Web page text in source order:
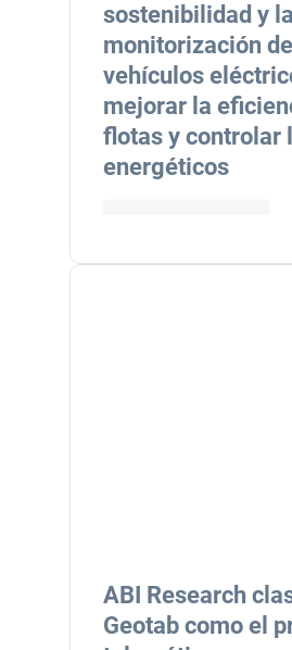
sostenibilidad y la
monitorización
vehículos
mejorar la
flotas y controlar
energéticos
ABI Research
Geotab como el